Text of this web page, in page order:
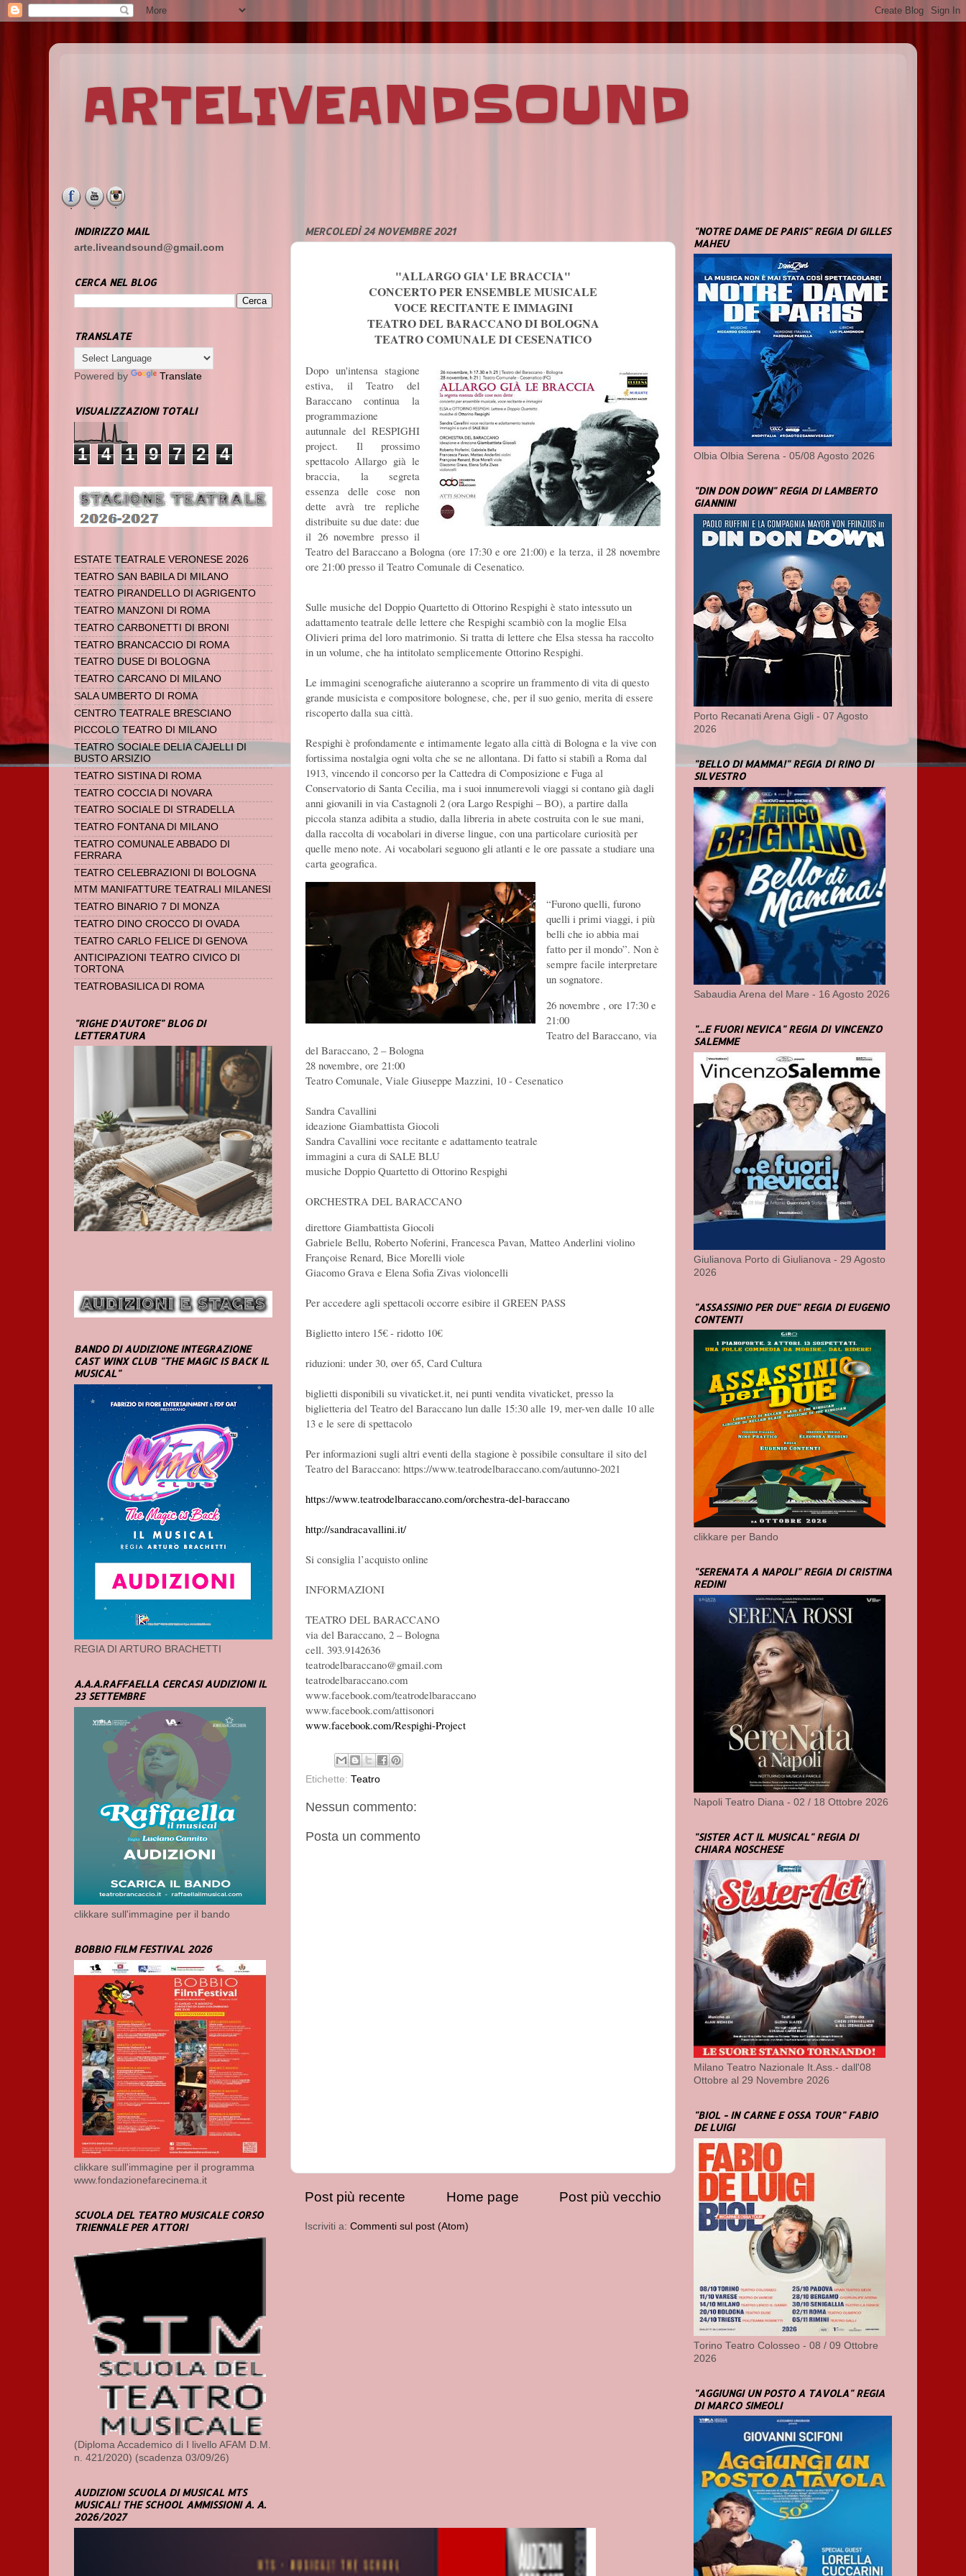
ARTELIVEANDSOUND
MERCOLEDÌ 24 NOVEMBRE 2021
"ALLARGO GIA' LE BRACCIA"
CONCERTO PER ENSEMBLE MUSICALE
VOCE RECITANTE E IMMAGINI
TEATRO DEL BARACCANO DI BOLOGNA
TEATRO COMUNALE DI CESENATICO
Dopo un'intensa stagione
estiva, il Teatro del
Baraccano continua la
programmazione
autunnale del RESPIGHI
project. Il prossimo
spettacolo Allargo già le
braccia, la segreta
essenza delle cose non
dette avrà tre repliche
distribuite su due date: due
il 26 novembre presso il
Teatro del Baraccano a Bologna (ore 17:30 e ore 21:00) e la terza, il 28 novembre
ore 21:00 presso il Teatro Comunale di Cesenatico.
Sulle musiche del Doppio Quartetto di Ottorino Respighi è stato intessuto un
adattamento teatrale delle lettere che Respighi scambiò con la moglie Elsa
Olivieri prima del loro matrimonio. Si tratta di lettere che Elsa stessa ha raccolto
in un volume, che ha intitolato semplicemente Ottorino Respighi.
Le immagini scenografiche aiuteranno a scoprire un frammento di vita di questo
grande musicista e compositore bolognese, che, per il suo genio, merita di essere
riscoperto dalla sua città.
Respighi è profondamente e intimamente legato alla città di Bologna e la vive con
fortissima nostalgia ogni volta che se ne allontana. Di fatto si stabilì a Roma dal
1913, vincendo il concorso per la Cattedra di Composizione e Fuga al
Conservatorio di Santa Cecilia, ma i suoi innumerevoli viaggi si contano già dagli
anni giovanili in via Castagnoli 2 (ora Largo Respighi – BO), a partire dalla
piccola stanza adibita a studio, dalla libreria in abete costruita con le sue mani,
dalla raccolta di vocabolari in diverse lingue, con una particolare curiosità per
quelle meno note. Ai vocabolari seguono gli atlanti e le ore passate a studiare una
carta geografica.
“Furono quelli, furono
quelli i primi viaggi, i più
belli che io abbia mai
fatto per il mondo”. Non è
sempre facile interpretare
un sognatore.
26 novembre , ore 17:30 e
21:00
Teatro del Baraccano, via
del Baraccano, 2 – Bologna
28 novembre, ore 21:00
Teatro Comunale, Viale Giuseppe Mazzini, 10 - Cesenatico
Sandra Cavallini
ideazione Giambattista Giocoli
Sandra Cavallini voce recitante e adattamento teatrale
immagini a cura di SALE BLU
musiche Doppio Quartetto di Ottorino Respighi
ORCHESTRA DEL BARACCANO
direttore Giambattista Giocoli
Gabriele Bellu, Roberto Noferini, Francesca Pavan, Matteo Anderlini violino
Françoise Renard, Bice Morelli viole
Giacomo Grava e Elena Sofia Zivas violoncelli
Per accedere agli spettacoli occorre esibire il GREEN PASS
Biglietto intero 15€ - ridotto 10€
riduzioni: under 30, over 65, Card Cultura
biglietti disponibili su vivaticket.it, nei punti vendita vivaticket, presso la
biglietteria del Teatro del Baraccano lun dalle 15:30 alle 19, mer-ven dalle 10 alle
13 e le sere di spettacolo
Per informazioni sugli altri eventi della stagione è possibile consultare il sito del
Teatro del Baraccano: https://www.teatrodelbaraccano.com/autunno-2021
https://www.teatrodelbaraccano.com/orchestra-del-baraccano
http://sandracavallini.it/
Si consiglia l’acquisto online
INFORMAZIONI
TEATRO DEL BARACCANO
via del Baraccano, 2 – Bologna
cell. 393.9142636
teatrodelbaraccano@gmail.com
teatrodelbaraccano.com
www.facebook.com/teatrodelbaraccano
www.facebook.com/attisonori
www.facebook.com/Respighi-Project
Etichette: Teatro
Nessun commento:
Posta un commento
Post più recente Post più vecchio
Home page
Iscriviti a: Commenti sul post (Atom)
INDIRIZZO MAIL
arte.liveandsound@gmail.com
CERCA NEL BLOG
TRANSLATE
Powered by Translate
VISUALIZZAZIONI TOTALI
1 4 1 9 7 2 4
ESTATE TEATRALE VERONESE 2026
TEATRO SAN BABILA DI MILANO
TEATRO PIRANDELLO DI AGRIGENTO
TEATRO MANZONI DI ROMA
TEATRO CARBONETTI DI BRONI
TEATRO BRANCACCIO DI ROMA
TEATRO DUSE DI BOLOGNA
TEATRO CARCANO DI MILANO
SALA UMBERTO DI ROMA
CENTRO TEATRALE BRESCIANO
PICCOLO TEATRO DI MILANO
TEATRO SOCIALE DELIA CAJELLI DI
BUSTO ARSIZIO
TEATRO SISTINA DI ROMA
TEATRO COCCIA DI NOVARA
TEATRO SOCIALE DI STRADELLA
TEATRO FONTANA DI MILANO
TEATRO COMUNALE ABBADO DI
FERRARA
TEATRO CELEBRAZIONI DI BOLOGNA
MTM MANIFATTURE TEATRALI MILANESI
TEATRO BINARIO 7 DI MONZA
TEATRO DINO CROCCO DI OVADA
TEATRO CARLO FELICE DI GENOVA
ANTICIPAZIONI TEATRO CIVICO DI
TORTONA
TEATROBASILICA DI ROMA
"RIGHE D'AUTORE" BLOG DI
LETTERATURA
BANDO DI AUDIZIONE INTEGRAZIONE
CAST WINX CLUB "THE MAGIC IS BACK IL
MUSICAL"
REGIA DI ARTURO BRACHETTI
A.A.A.RAFFAELLA CERCASI AUDIZIONI IL
23 SETTEMBRE
clikkare sull'immagine per il bando
BOBBIO FILM FESTIVAL 2026
clikkare sull'immagine per il programma
www.fondazionefarecinema.it
SCUOLA DEL TEATRO MUSICALE CORSO
TRIENNALE PER ATTORI
(Diploma Accademico di I livello AFAM D.M.
n. 421/2020) (scadenza 03/09/26)
AUDIZIONI SCUOLA DI MUSICAL MTS
MUSICAL! THE SCHOOL AMMISSIONI A. A.
2026/2027
"NOTRE DAME DE PARIS" REGIA DI GILLES
MAHEU
Olbia Olbia Serena - 05/08 Agosto 2026
"DIN DON DOWN" REGIA DI LAMBERTO
GIANNINI
Porto Recanati Arena Gigli - 07 Agosto
2026
"BELLO DI MAMMA!" REGIA DI RINO DI
SILVESTRO
Sabaudia Arena del Mare - 16 Agosto 2026
"...E FUORI NEVICA" REGIA DI VINCENZO
SALEMME
Giulianova Porto di Giulianova - 29 Agosto
2026
"ASSASSINIO PER DUE" REGIA DI EUGENIO
CONTENTI
clikkare per Bando
"SERENATA A NAPOLI" REGIA DI CRISTINA
REDINI
Napoli Teatro Diana - 02 / 18 Ottobre 2026
"SISTER ACT IL MUSICAL" REGIA DI
CHIARA NOSCHESE
Milano Teatro Nazionale It.Ass.- dall'08
Ottobre al 29 Novembre 2026
"BIOL - IN CARNE E OSSA TOUR" FABIO
DE LUIGI
Torino Teatro Colosseo - 08 / 09 Ottobre
2026
"AGGIUNGI UN POSTO A TAVOLA" REGIA
DI MARCO SIMEOLI